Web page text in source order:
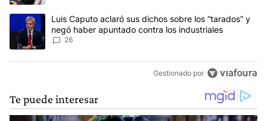
Un artículo de tendencia con el título "Luis Caputo aclaró sus
Luis Caputo aclaró sus dichos sobre los “tarados” y
negó haber apuntado contra los industriales
26
Gestionado por